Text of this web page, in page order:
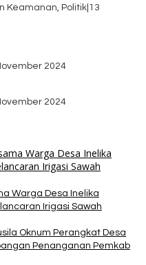
Keamanan, Politik 13
2024
2024
Warga Desa Inelika
Irigasi Sawah
Oknum Perangkat Desa
Penanganan Pemkab